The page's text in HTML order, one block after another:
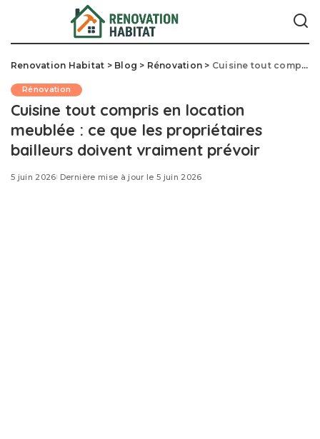
Renovation Habitat > Blog > Rénovation > Cuisine tout compris en location meublée : ce que les propriétaires bailleurs doivent vraiment prévoir
Rénovation
Cuisine tout compris en location
meublée : ce que les propriétaires
bailleurs doivent vraiment prévoir
5 juin 2026 Dernière mise à jour le 5 juin 2026